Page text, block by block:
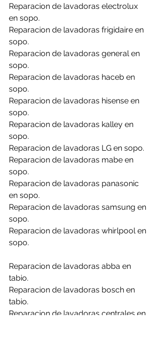
Reparacion de lavadoras electrolux
en sopo.
Reparacion de lavadoras frigidaire en
sopo.
Reparacion de lavadoras general en
sopo.
Reparacion de lavadoras haceb en
sopo.
Reparacion de lavadoras hisense en
sopo.
Reparacion de lavadoras kalley en
sopo.
Reparacion de lavadoras LG en sopo.
Reparacion de lavadoras mabe en
sopo.
Reparacion de lavadoras panasonic
en sopo.
Reparacion de lavadoras samsung en
sopo.
Reparacion de lavadoras whirlpool en
sopo.
Reparacion de lavadoras abba en
tabio.
Reparacion de lavadoras bosch en
tabio.
Reparacion de lavadoras centrales en